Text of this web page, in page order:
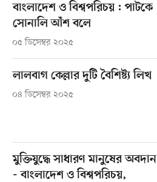
বাংলাদেশ ও বিশ্বপরিচয় : পাটকে
সোনালি আঁশ বলে
০৫ ডিসেম্বর ২০২৫
লালবাগ কেল্লার দুটি বৈশিষ্ট্য লিখ
০৪ ডিসেম্বর ২০২৫
মুক্তিযুদ্ধে সাধারণ মানুষের অবদান
- বাংলাদেশ ও বিশ্বপরিচয়,